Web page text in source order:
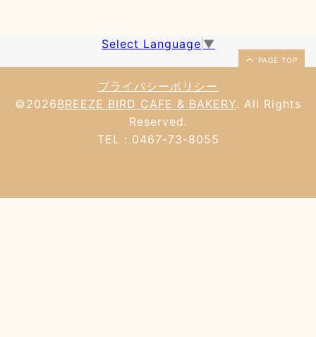
Select Language ▼
PAGE TOP
プライバシーポリシー
©2026BREEZE BIRD CAFE & BAKERY. All Rights
Reserved.
TEL：0467-73-8055